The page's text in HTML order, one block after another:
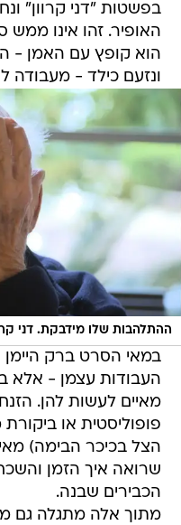
בפשטות "דני קרוון"
האופיר. זהו אינו ממש
הוא קופץ עם האמן -
ונזעם כילד - מעבודה
ההתלהבות שלו מידבקת. דני
במאי הסרט ברק היימן
העבודות עצמן - אלא
מאיים לעשות להן.
פופוליסטית או
הצל בכיכר הבימה)
שרואה איך הזמן
הכבירים שבנה.
מתוך אלה מתגלה גם